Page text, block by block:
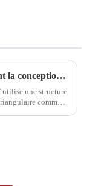
Comment la conception de la structure de poutre triangulaire de la MMT affecte-t-elle la précision ?
une structure
comme